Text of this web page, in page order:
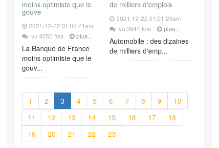
moins optimiste que le
gouve
2021-12-22 01:07:21am
vu 4050 fois
plus...
La Banque de France
moins optimiste que le
gouv...
de milliers d'emplois
2021-12-22 01:01:29am
vu 3944 fois
plus...
Automobile : des dizaines
de milliers d'emp...
1 2 3 4 5 6 7 8 9
10
11
12 13 14 15 16 17
18
19
20 21 22 23